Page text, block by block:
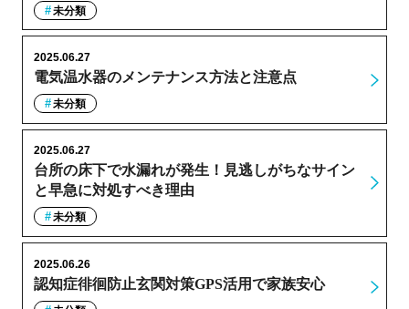
未分類
電気温水器のメンテナンス方法と注意点
2025.06.27
未分類
台所の床下で水漏れが発生！見逃しがちなサイン
と早急に対処すべき理由
2025.06.27
未分類
認知症徘徊防止玄関対策GPS活用で家族安心
2025.06.26